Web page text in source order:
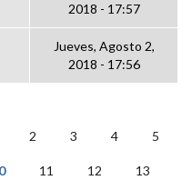
2018 - 17:57
Jueves, Agosto 2,
2018 - 17:56
2 3 4 5
11 12 13